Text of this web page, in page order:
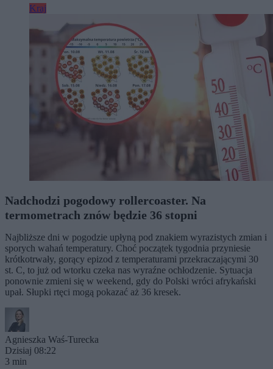
Kraj
Nadchodzi pogodowy rollercoaster. Na
termometrach znów będzie 36 stopni
Najbliższe dni w pogodzie upłyną pod znakiem wyrazistych zmian i
sporych wahań temperatury. Choć początek tygodnia przyniesie
krótkotrwały, gorący epizod z temperaturami przekraczającymi 30
st. C, to już od wtorku czeka nas wyraźne ochłodzenie. Sytuacja
ponownie zmieni się w weekend, gdy do Polski wróci afrykański
upał. Słupki rtęci mogą pokazać aż 36 kresek.
Agnieszka Waś-Turecka
Dzisiaj 08:22
3 min